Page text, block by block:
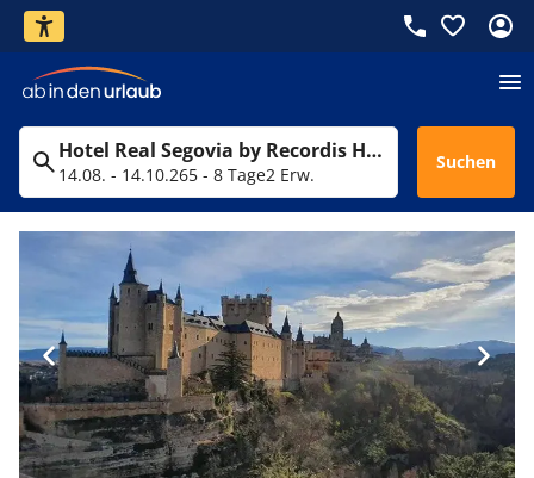
Hotel Real Segovia by Recordis Hotels
14.08. - 14.10.265 - 8 Tage2 Erw.
Suchen